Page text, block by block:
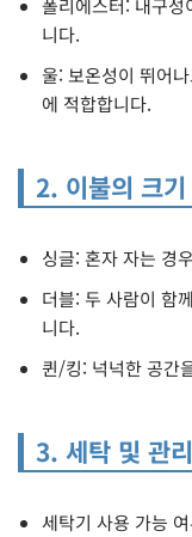
폴리에스터: 내구
니다.
울: 보온성이 뛰어
에 적합합니다.
2. 이불의 크
싱글: 혼자 자는 경
더블: 두 사람이 함
니다.
퀸/킹: 넉넉한 공간
3. 세탁 및 관
세탁기 사용 가능